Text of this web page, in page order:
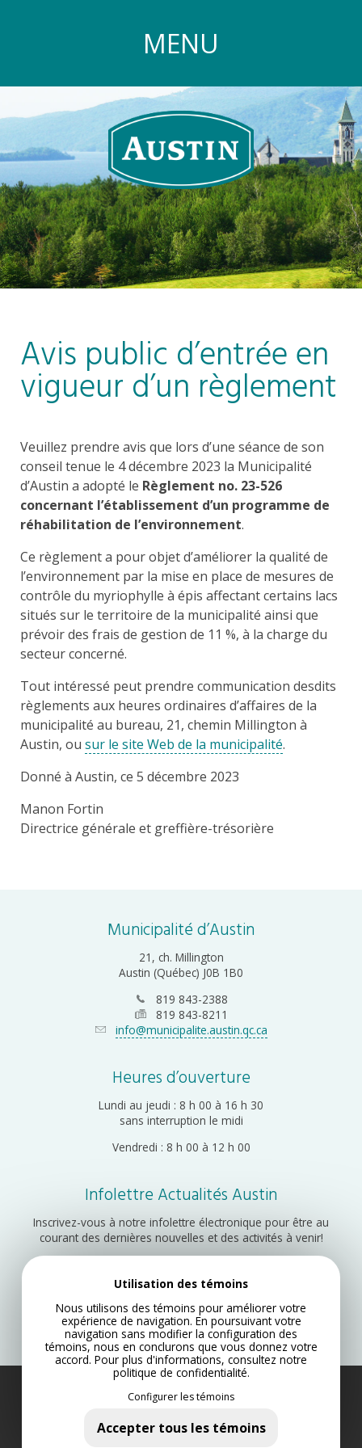
MENU
Avis public d’entrée en
vigueur d’un règlement
Veuillez prendre avis que lors d’une séance de son
conseil tenue le 4 décembre 2023 la Municipalité
d’Austin a adopté le Règlement no. 23-526
concernant l’établissement d’un programme de
réhabilitation de l’environnement.
Ce règlement a pour objet d’améliorer la qualité de
l’environnement par la mise en place de mesures de
contrôle du myriophylle à épis affectant certains lacs
situés sur le territoire de la municipalité ainsi que
prévoir des frais de gestion de 11 %, à la charge du
secteur concerné.
Tout intéressé peut prendre communication desdits
règlements aux heures ordinaires d’affaires de la
municipalité au bureau, 21, chemin Millington à
Austin, ou sur le site Web de la municipalité.
Donné à Austin, ce 5 décembre 2023
Manon Fortin
Directrice générale et greffière-trésorière
Municipalité d’Austin
21, ch. Millington
Austin (Québec) J0B 1B0
819 843-2388
819 843-8211
info@municipalite.austin.qc.ca
Heures d’ouverture
Lundi au jeudi : 8 h 00 à 16 h 30
sans interruption le midi
Vendredi : 8 h 00 à 12 h 00
Infolettre Actualités Austin
Inscrivez-vous à notre infolettre électronique pour être au
courant des dernières nouvelles et des activités à venir!
Municipalité d’Austin 2022
Plan du site
Politique de confidentialité
Utilisation des témoins
Nous utilisons des témoins pour améliorer votre
expérience de navigation. En poursuivant votre
navigation sans modifier la configuration des
témoins, nous en conclurons que vous donnez votre
accord. Pour plus d'informations, consultez notre
politique de confidentialité.
Configurer les témoins
Accepter tous les témoins